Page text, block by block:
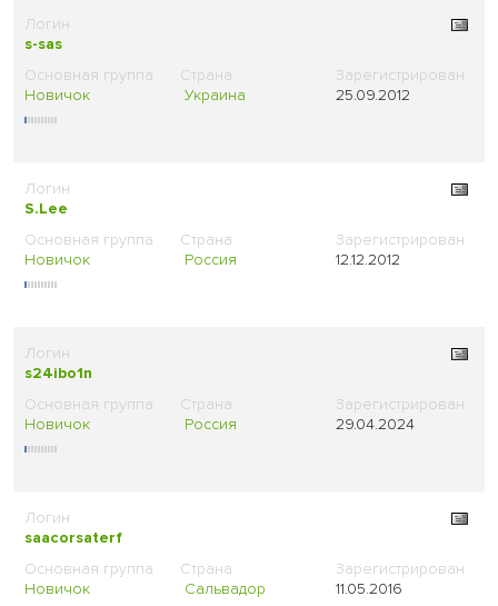
s-sas
Новичок Украина 25.09.2012
S.Lee
Новичок Россия 12.12.2012
s24ibo1n
Новичок Россия 29.04.2024
saacorsaterf
Новичок Сальвадор 11.05.2016